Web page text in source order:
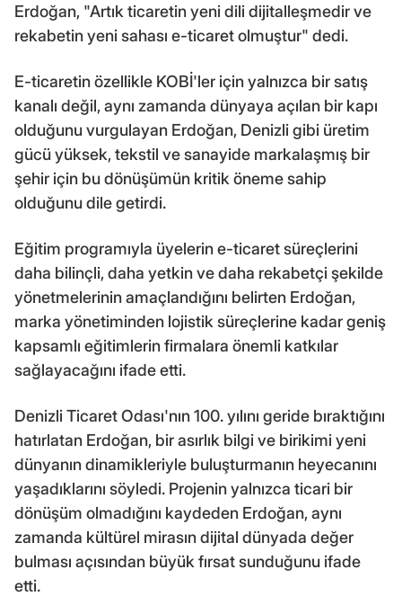
Erdoğan, "Artık ticaretin yeni dili dijitalleşmedir ve
rekabetin yeni sahası e-ticaret olmuştur" dedi.
E-ticaretin özellikle KOBİ'ler için yalnızca bir satış
kanalı değil, aynı zamanda dünyaya açılan bir kapı
olduğunu vurgulayan Erdoğan, Denizli gibi üretim
gücü yüksek, tekstil ve sanayide markalaşmış bir
şehir için bu dönüşümün kritik öneme sahip
olduğunu dile getirdi.
Eğitim programıyla üyelerin e-ticaret süreçlerini
daha bilinçli, daha yetkin ve daha rekabetçi şekilde
yönetmelerinin amaçlandığını belirten Erdoğan,
marka yönetiminden lojistik süreçlerine kadar geniş
kapsamlı eğitimlerin firmalara önemli katkılar
sağlayacağını ifade etti.
Denizli Ticaret Odası'nın 100. yılını geride bıraktığını
hatırlatan Erdoğan, bir asırlık bilgi ve birikimi yeni
dünyanın dinamikleriyle buluşturmanın heyecanını
yaşadıklarını söyledi. Projenin yalnızca ticari bir
dönüşüm olmadığını kaydeden Erdoğan, aynı
zamanda kültürel mirasın dijital dünyada değer
bulması açısından büyük fırsat sunduğunu ifade
etti.